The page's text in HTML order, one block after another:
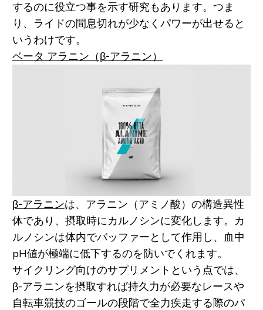
するのに役立つ事を示す研究もあります。つま
り、ライドの間息切れが少なくパワーが出せると
いうわけです。
ベータ アラニン（β-アラニン）
β-アラニンは、アラニン（アミノ酸）の構造異性
体であり、摂取時にカルノシンに変化します。カ
ルノシンは体内でバッファーとして作用し、血中
pH値が極端に低下するのを防いでくれます。
サイクリング向けのサプリメントという点では、
β-アラニンを摂取すれば持久力が必要なレースや
自転車競技のゴールの段階で全力疾走する際のパ